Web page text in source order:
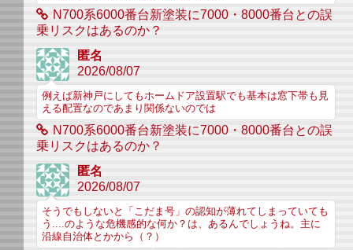
N700系6000番台新塗装に7000・8000番台との誤
乗リスクはあるのか？
匿名
2026/08/07
例えば新神戸にしてもホームドア設置駅でも基本は窓下帯も見
える配置なのであまり関係ないのでは
N700系6000番台新塗装に7000・8000番台との誤
乗リスクはあるのか？
匿名
2026/08/07
そうでもしないと「こだま号」の認知が薄れてしまっていても
う....のような危機感的な何か？は、あるんでしょうね。主に
沿線自治体とかから（？）